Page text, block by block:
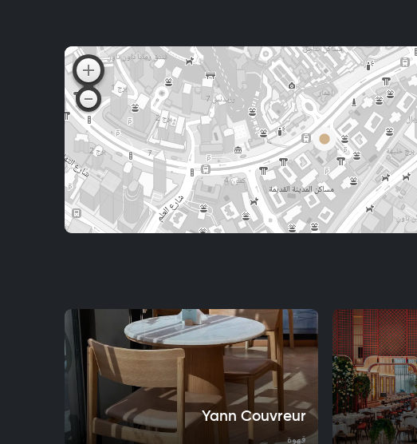
Yann Couvreur
قهوة